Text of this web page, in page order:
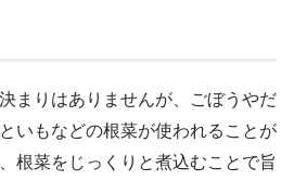
まりはありませんが、ごぼうやだ
いもなどの根菜が使われることが
根菜をじっくりと煮込むことで旨